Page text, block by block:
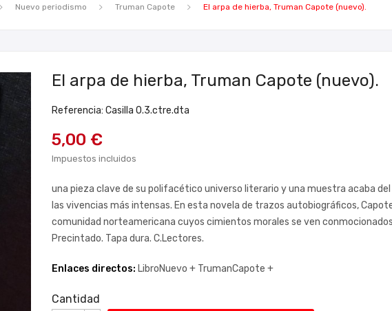
Nuevo periodismo Truman Capote El arpa de hierba, Truman Capote (nuevo).
El arpa de hierba, Truman Capote (nuevo).
Referencia: Casilla 0.3.ctre.dta
5,00 €
Impuestos incluidos
una pieza clave de su polifacético universo literario y una muestra acaba
las vivencias más intensas. En esta novela de trazos autobiográficos,
comunidad norteamericana cuyos cimientos morales se ven
Precintado. Tapa dura. C.Lectores.
Enlaces directos: LibroNuevo + TrumanCapote +
Cantidad